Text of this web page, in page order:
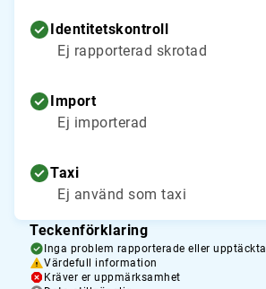
Identitetskontroll
Ej rapporterad skrotad
Import
Ej importerad
Taxi
Ej använd som taxi
Teckenförklaring
Inga problem rapporterade eller upptäckta
Värdefull information
Kräver er uppmärksamhet